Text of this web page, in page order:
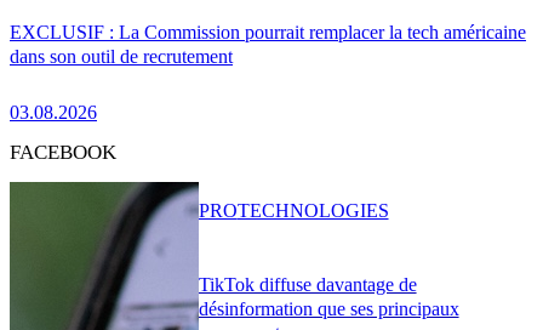
EXCLUSIF : La Commission pourrait remplacer la tech américaine
dans son outil de recrutement
03.08.2026
FACEBOOK
TikTok diffuse davantage de
désinformation que ses principaux
PROTECHNOLOGIES